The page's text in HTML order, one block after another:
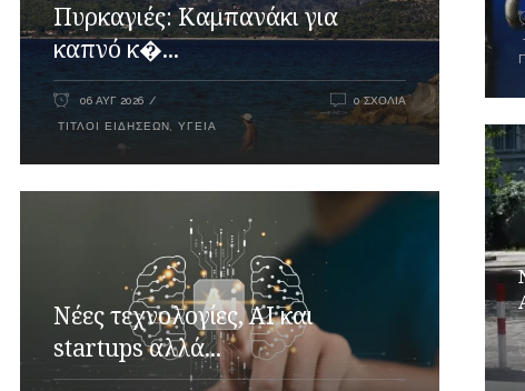
Πυρκαγιές: Καμπανάκι για
καπνό κ�...
06 ΑΥΓ 2026
ΤΊΤΛΟΙ ΕΙΔΉΣΕΩΝ ΥΓΕΊΑ
0 ΣΧΌΛΙΑ
Νέες τεχνολογίες, AI και
startups αλλά...